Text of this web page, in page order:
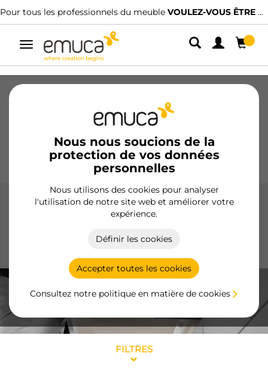
VOULEZ-VOUS ÊTRE CLIENT ? Nous avons des distributeurs
Alterner
navigation
Nous nous soucions de la
protection de vos données
personnelles
Nous utilisons des cookies pour analyser
l'utilisation de notre site web et améliorer votre
expérience.
Définir les cookies
Accepter toutes les cookies
Consultez notre politique en matière de cookies
Charnières
Cuisine Montage
Poignées Pieds Présentoirs
Coulisses invisibles Silver
douce et push-to-open, idéales pour les meubles de cuisine,
FILTRES